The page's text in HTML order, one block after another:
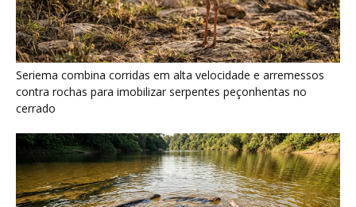
Seriema combina corridas em alta velocidade e arremessos
contra rochas para imobilizar serpentes peçonhentas no
cerrado